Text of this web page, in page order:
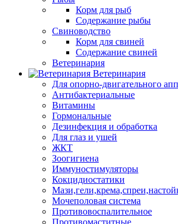
Корм для рыб
Содержание рыбы
Свиноводство
Корм для свиней
Содержание свиней
Ветеринария
Ветеринария
Для опорно-двигательного
Антибактериальные
Витамины
Гормональные
Дезинфекция и обработка
Для глаз и ушей
ЖКТ
Зоогигиена
Иммуностимуляторы
Кокцидиостатики
Мочеполовая система
Противовоспалительное
Противомаститные